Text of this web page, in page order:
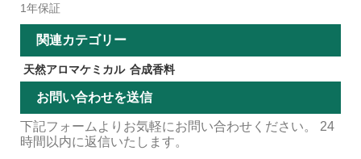
1年保証
関連カテゴリー
天然アロマケミカル 合成香料
お問い合わせを送信
下記フォームよりお気軽にお問い合わせください。 24
時間以内に返信いたします。